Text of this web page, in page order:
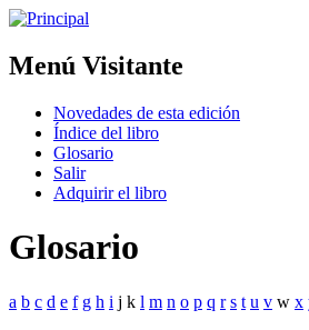
Menú Visitante
Novedades de esta edición
Índice del libro
Glosario
Salir
Adquirir el libro
Glosario
a b c d e f g h i j k l m n o p q r s t u v w x